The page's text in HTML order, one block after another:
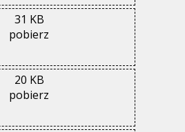
31 KB
pobierz
20 KB
pobierz